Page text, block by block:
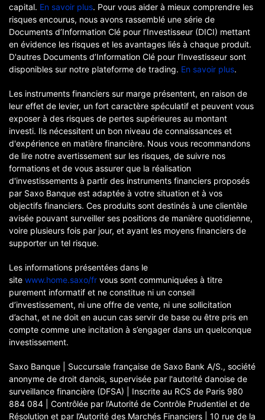
capital. En savoir plus. Pour vous aider à mieux comprendre les
risques encourus, nous avons rassemblé une série de
Documents d’Information Clé pour l’Investisseur (DICI) mettant
en évidence les risques et les avantages liés à chaque produit.
D'autres Documents d’Information Clé pour l’Investisseur sont
disponibles sur notre plateforme de trading. En savoir plus.
Les instruments financiers sur marge présentent, en raison de
leur effet de levier, un fort caractère spéculatif et peuvent vous
exposer à des risques de pertes supérieures au montant
investi. Ils nécessitent un bon niveau de connaissances et
d'expérience en matière financière. Nous vous recommandons
de lire notre avertissement sur les risques, de suivre nos
formations et de vous assurer que la réalisation
d'investissements à partir des instruments financiers proposés
par Saxo Banque est adaptée à votre situation et à vos
objectifs financiers. Ces produits sont destinés à une clientèle
avisée pouvant surveiller ses positions de manière quotidienne,
voire plusieurs fois par jour, et ayant les moyens financiers de
supporter un tel risque.
Les informations présentées dans le
site www.home.saxo/fr vous sont communiquées à titre
purement informatif et ne constitue ni un conseil
d’investissement, ni une offre de vente, ni une sollicitation
d’achat, et ne doit en aucun cas servir de base ou être pris en
compte comme une incitation à s’engager dans un quelconque
investissement.
Saxo Banque | Succursale française de Saxo Bank A/S., société
anonyme de droit danois, supervisée par l'autorité danoise de
surveillance financière (DFSA) | Inscrite au RCS de Paris 980
884 084 | Contrôlée par l’Autorité de Contrôle Prudentiel et de
Résolution et par l’Autorité des Marchés Financiers | 10 rue de la